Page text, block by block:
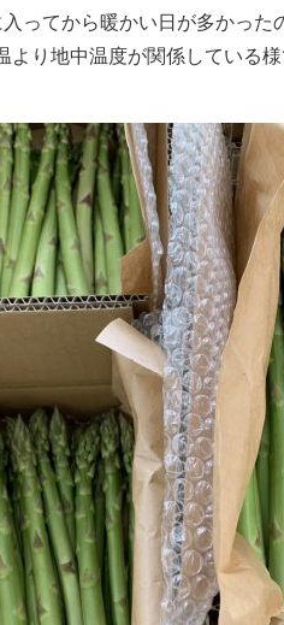
ってから暖かい日が多かった
より地中温度が関係している